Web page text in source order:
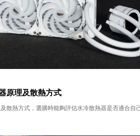
原理及散熱方式
散熱方式，選購時能夠評估水冷散熱器是否適合自